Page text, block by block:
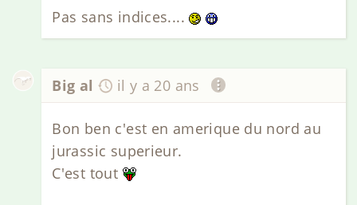
Pas sans indices....
Big al il y a 20 ans
Bon ben c'est en amerique du nord au
jurassic superieur.
C'est tout